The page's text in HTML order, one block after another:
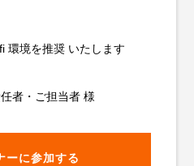
境を推奨 いたします
者・ご担当者 様
ーに参加する